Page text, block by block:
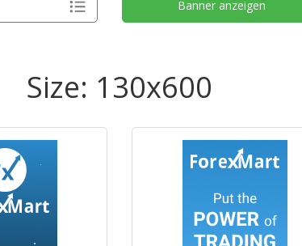
Banner anzeigen
Size: 130x600